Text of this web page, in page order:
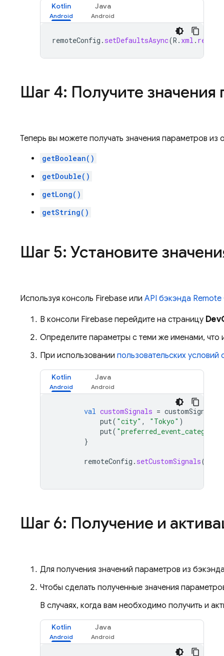
Kotlin Java
remoteConfig . setDefaultsAsync(R . xml .
Шаг 4: Получите
Теперь вы можете получать значения параметров из
getBoolean()
getDouble()
getLong()
getString()
Шаг 5: Установите
Используя консоль Firebase или API бэкэнда
В консоли Firebase перейдите на страницу
Определите параметры с теми же именами,
При использовании пользовательских условий
Kotlin Java
val customSignals = customSignals
put( "city" , "Tokyo" )
put( "preferred_event_category"
}
remoteConfig . setCustomSignals(
Шаг 6: Получение и
Для получения значений параметров из
Чтобы сделать полученные значения
В случаях, когда вам необходимо получить и
Kotlin Java